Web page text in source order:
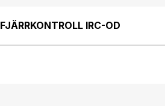
FJÄRRKONTROLL IRC-OD